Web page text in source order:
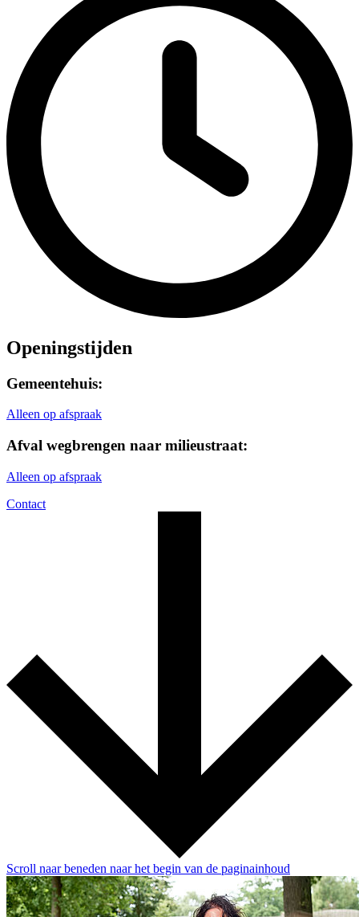
Openingstijden
Gemeentehuis:
Alleen op afspraak
Afval wegbrengen naar milieustraat:
Alleen op afspraak
Contact
Scroll naar beneden naar het begin van de paginainhoud